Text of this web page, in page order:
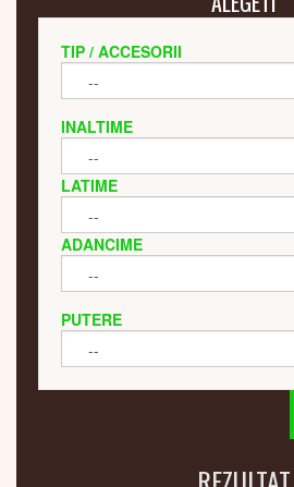
TIP / ACCESORII
INALTIME
LATIME
ADANCIME
PUTERE